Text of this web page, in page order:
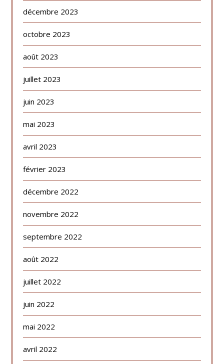
décembre 2023
octobre 2023
août 2023
juillet 2023
juin 2023
mai 2023
avril 2023
février 2023
décembre 2022
novembre 2022
septembre 2022
août 2022
juillet 2022
juin 2022
mai 2022
avril 2022